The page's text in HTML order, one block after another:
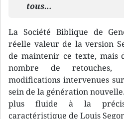
tous…
La Société Biblique de
réelle valeur de la version
de maintenir ce texte, mais
nombre de retouches,
modifications intervenues
sein de la génération
plus fluide à la
caractéristique de Louis